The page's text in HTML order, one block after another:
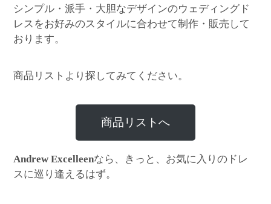
シンプル・派手・大胆なデザインのウェディングド
レスをお好みのスタイルに合わせて制作・販売して
おります。
商品リストより探してみてください。
商品リストへ
Andrew Excelleenなら、きっと、お気に入りのドレ
スに巡り逢えるはず。